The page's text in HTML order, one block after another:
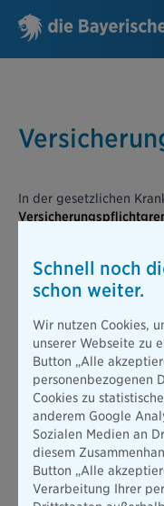
In der gesetzlichen
welchem Einkommen
gesetzlichen in die
festgelegten
Regel die Möglichkeit,
privaten
Einkommen eines
gesetzlichen
jedoch wichtig zu
Freiberufler und
von ihrem Einkommen
Schnell noch
schon weiter.
Wir nutzen Cookies,
unserer Webseite zu
Button „Alle
personenbezogenen
Cookies zu
anderem Google
Sozialen Medien an
diesem
Button „Alle
Verarbeitung Ihrer